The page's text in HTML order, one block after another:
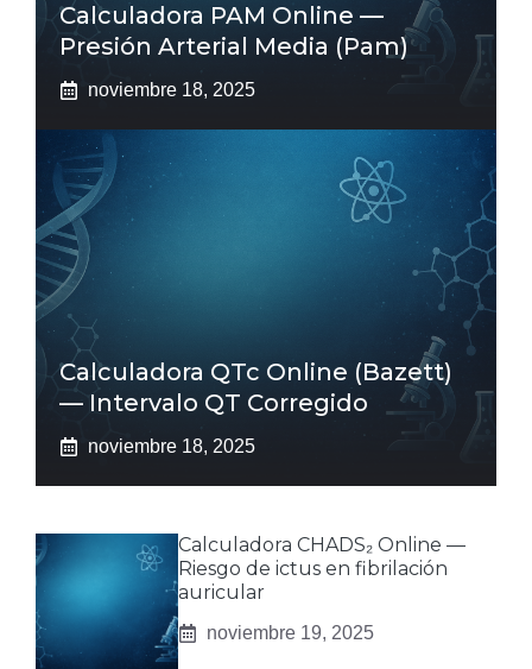
Calculadora PAM Online —
Presión Arterial Media (pam)
noviembre 18, 2025
Calculadora QTc Online (Bazett)
— Intervalo QT Corregido
noviembre 18, 2025
Calculadora CHADS₂ Online —
Riesgo de ictus en fibrilación
auricular
noviembre 19, 2025